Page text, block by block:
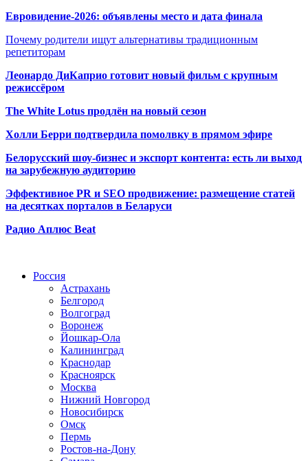
Евровидение-2026: объявлены место и дата финала
Почему родители ищут альтернативы традиционным
репетиторам
Леонардо ДиКаприо готовит новый фильм с крупным
режиссёром
The White Lotus продлён на новый сезон
Холли Берри подтвердила помолвку в прямом эфире
Белорусский шоу-бизнес и экспорт контента: есть ли выход
на зарубежную аудиторию
Эффективное PR и SEO продвижение: размещение статей
на десятках порталов в Беларуси
Радио Аплюс Beat
Россия
Астрахань
Белгород
Волгоград
Воронеж
Йошкар-Ола
Калининград
Краснодар
Красноярск
Москва
Нижний Новгород
Новосибирск
Омск
Пермь
Ростов-на-Дону